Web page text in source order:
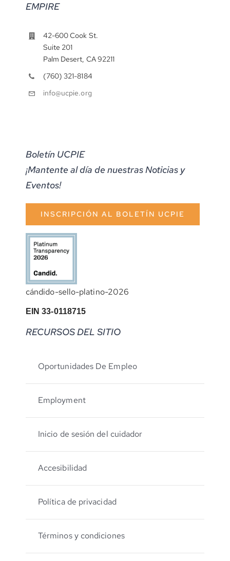
EMPIRE
42-600 Cook St.
Suite 201
Palm Desert, CA 92211
(760) 321-8184
info@ucpie.org
Boletín UCPIE
¡Mantente al día de nuestras Noticias y
Eventos!
INSCRIPCIÓN AL BOLETÍN UCPIE
cándido-sello-platino-2026
EIN 33-0118715
RECURSOS DEL SITIO
Oportunidades De Empleo
Employment
Inicio de sesión del cuidador
Accesibilidad
Política de privacidad
Términos y condiciones